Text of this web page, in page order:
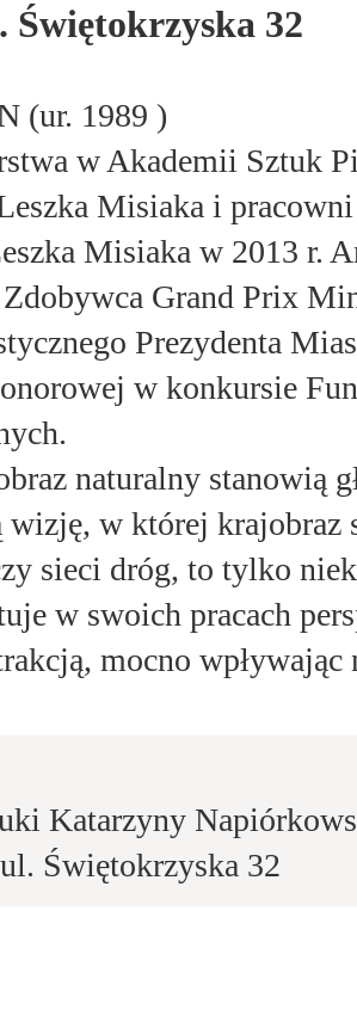
Świętokrzyska 32
(ur. 1989 )
w Akademii Sztuk
Misiaka i
Misiaka w 2013 r.
Grand Prix
Prezydenta
w konkursie
naturalny stanowią
wizję, w której krajobraz
sieci dróg, to tylko
w swoich pracach
mocno wpływając
Katarzyny
Świętokrzyska 32